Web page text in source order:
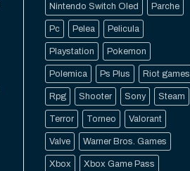
Nintendo Switch Oled Parche
Pc Pelea Pelicula
Playstation Pokemon
Polemica Ps Plus Riot games
Rpg Shooter Sony Steam
Terror Torneo Valorant
Valve Warner Bros. Games
Xbox Xbox Game Pass